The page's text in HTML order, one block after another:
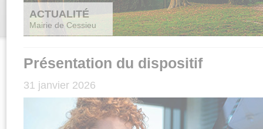
ACTUALITÉ
Mairie de Cessieu
Présentation du dispositif
31 janvier 2026